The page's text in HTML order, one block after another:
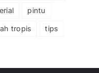
pintu
tropis tips